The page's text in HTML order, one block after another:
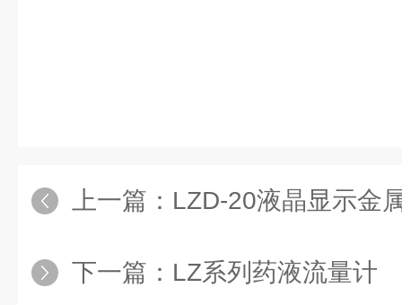
上一篇： LZD-20液晶显示金
下一篇： LZ系列药液流量计